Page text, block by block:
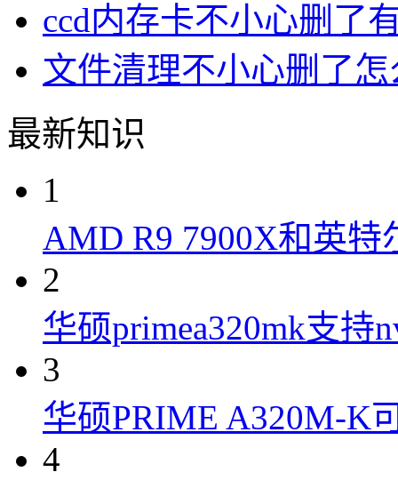
ccd内存卡不小心删了
文件清理不小心删了怎
最新知识
1
AMD R9 7900X和英特
2
华硕primea320mk支持
3
华硕PRIME A320M-K
4